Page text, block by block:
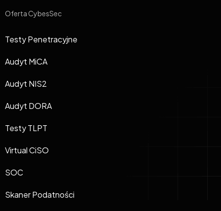
Oferta CybesSec
Testy Penetracyjne
Audyt MiCA
Audyt NIS2
Audyt DORA
Testy TLPT
Virtual CiSO
SOC
Skaner Podatności